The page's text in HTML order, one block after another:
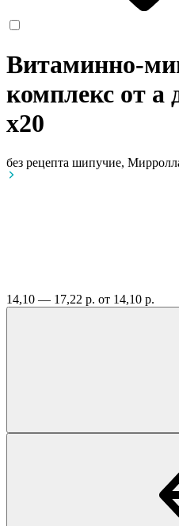
Витаминно-
комплекс от а
x20
без рецепта шипучие,
14,10 — 17,22 р. от 14,10 р.